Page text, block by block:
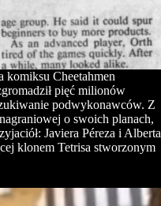
Cheetahmen
pięć milionów
podwykonawców. Z
o swoich planach,
Javiera Péreza i Alberta
klonem Tetrisa stworzonym